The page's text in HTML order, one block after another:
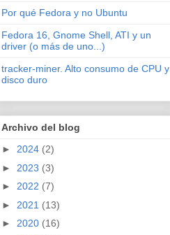
Por qué Fedora y no Ubuntu
Fedora 16, Gnome Shell, ATI y un
driver (o más de uno...)
tracker-miner. Alto consumo de CPU y
disco duro
Archivo del blog
► 2024 (2)
► 2023 (3)
► 2022 (7)
► 2021 (13)
► 2020 (16)